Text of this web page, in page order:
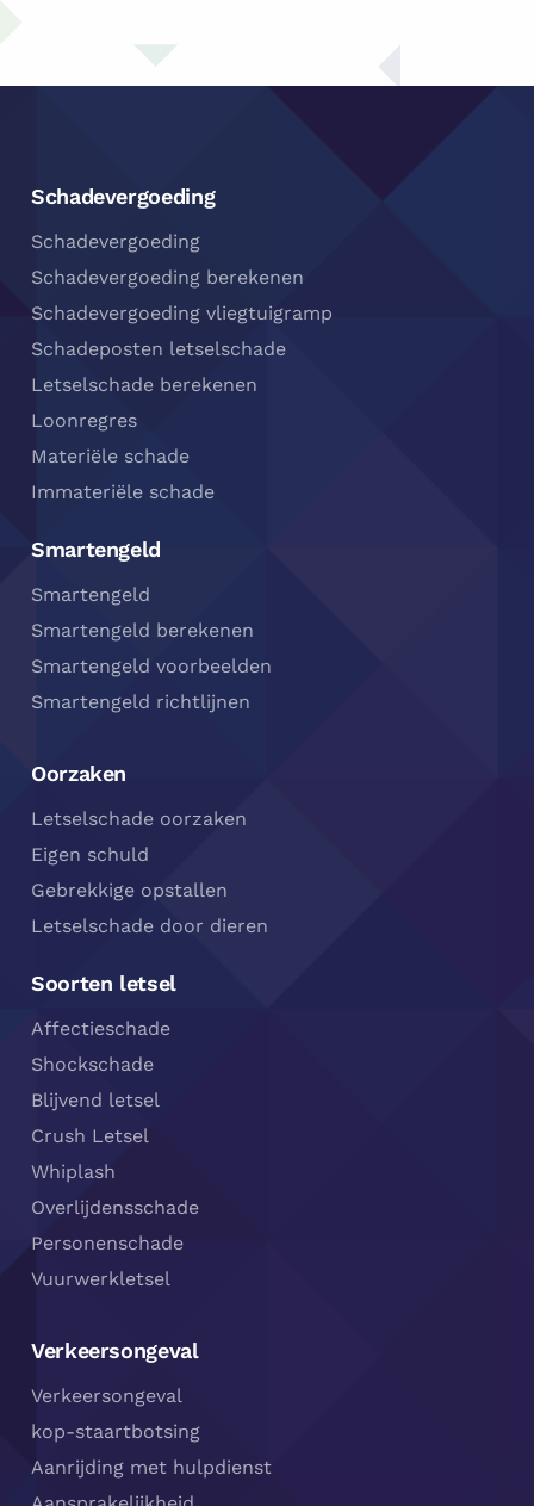
Schadevergoeding
Schadevergoeding
Schadevergoeding berekenen
Schadevergoeding vliegtuigramp
Schadeposten letselschade
Letselschade berekenen
Loonregres
Materiële schade
Immateriële schade
Smartengeld
Smartengeld
Smartengeld berekenen
Smartengeld voorbeelden
Smartengeld richtlijnen
Oorzaken
Letselschade oorzaken
Eigen schuld
Gebrekkige opstallen
Letselschade door dieren
Soorten letsel
Affectieschade
Shockschade
Blijvend letsel
Crush Letsel
Whiplash
Overlijdensschade
Personenschade
Vuurwerkletsel
Verkeersongeval
Verkeersongeval
kop-staartbotsing
Aanrijding met hulpdienst